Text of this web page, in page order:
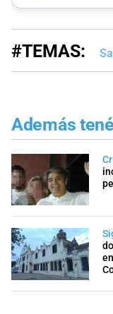
#TEMAS:
Además